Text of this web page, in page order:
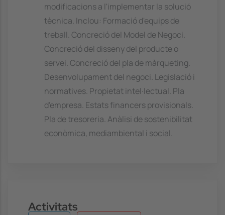
modificacions a l'implementar la solució
tècnica. Inclou: Formació d'equips de
treball. Concreció del Model de Negoci.
Concreció del disseny del producte o
servei. Concreció del pla de màrqueting.
Desenvolupament del negoci. Legislació i
normatives. Propietat intel·lectual. Pla
d'empresa. Estats financers provisionals.
Pla de tresoreria. Anàlisi de sostenibilitat
econòmica, mediambiental i social.
Activitats